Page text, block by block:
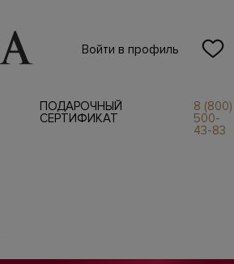
Войти в профиль
ПОДАРОЧНЫЙ
СЕРТИФИКАТ
8 (800)
500-
43-83